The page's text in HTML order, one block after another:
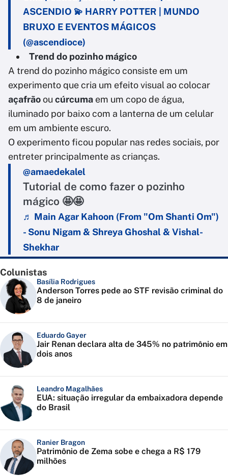
ASCENDIO 💫 HARRY POTTER | MUNDO
BRUXO E EVENTOS MÁGICOS
(@ascendioce)
Trend do pozinho mágico
A trend do pozinho mágico consiste em um
experimento que cria um efeito visual ao colocar
açafrãoou cúrcuma em um copo de água,
iluminado por baixo com a lanterna de um celular
em um ambiente escuro.
O experimento ficou popular nas redes sociais, por
entreter principalmente as crianças.
@amaedekalel
Tutorial de como fazer o pozinho
mágico 🤩🤩
♬ Main Agar Kahoon (From "Om Shanti Om")
- Sonu Nigam & Shreya Ghoshal & Vishal-
Shekhar
Colunistas
Basília Rodrigues
Anderson Torres pede ao STF revisão criminal do
8 de janeiro
Eduardo Gayer
Jair Renan declara alta de 345% no patrimônio em
dois anos
Leandro Magalhães
EUA: situação irregular da embaixadora depende
do Brasil
Ranier Bragon
Patrimônio de Zema sobe e chega a R$ 179
milhões